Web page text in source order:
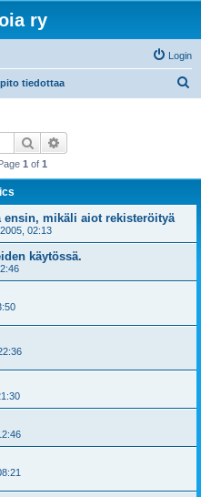
ry
Login
tiedottaa
Search
1 of 1
ensin, mikäli aiot rekisteröityä
02:13
käytössä.